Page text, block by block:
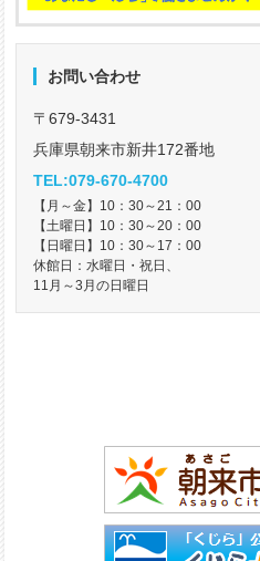
お問い合わせ
〒679-3431
兵庫県朝来市新井172番地
TEL:079-670-4700
【月～金】10：30～21：00
【土曜日】10：30～20：00
【日曜日】10：30～17：00
休館日：水曜日・祝日、
11月～3月の日曜日